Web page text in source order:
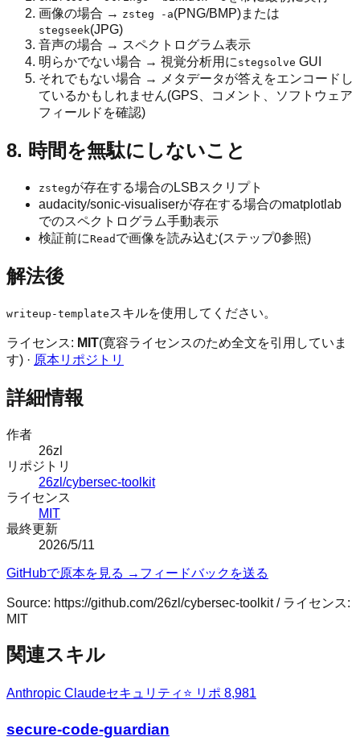
画像の場合 → zsteg -a(PNG/BMP)または
stegseek(JPG)
音声の場合 → スペクトログラム表示
明らかでない場合 → 視覚分析用に stegsolve GUI
それでもない場合 → メタデータが答えをエンコードし
ているかもしれません(GPS、コメント、ソフトウェア
フィールドを確認)
8. 時間を無駄にしないこと
zstegが存在する場合のLSBスクリプト
audacity/sonic-visualiserが存在する場合のmatplotlab
でのスペクトログラム手動表示
検証前に Read で画像を読み込む(ステップ0参照)
解法後
writeup-template スキルを使用してください。
ライセンス: MIT(寛容ライセンスのため全文を引用していま
す) · 原本リポジトリ
詳細情報
作者
26zl
リポジトリ
26zl/cybersec-toolkit
ライセンス
MIT
最終更新
2026/5/11
GitHubで原本を見る → フィードバックを送る
Source: https://github.com/26zl/cybersec-toolkit/ ライセンス:
MIT
関連スキル
Anthropic Claudeセキュリティ ⭐ リポ 8,981
secure-code-guardian